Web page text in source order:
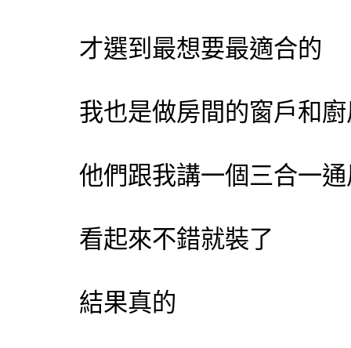
才選到最想要最適合的
我也是做房間的窗戶和
他們跟我講一個三合一
看起來不錯就裝了
結果真的